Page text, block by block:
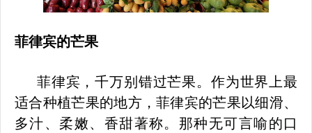
菲律宾的芒果
菲律宾，千万别错过芒果。作为世界上最
适合种植芒果的地方，菲律宾的芒果以细滑、
多汁、柔嫩、香甜著称。那种无可言喻的口